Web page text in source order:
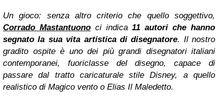
Un gioco: senza altro criterio che quello soggettivo,
Corrado Mastantuonoci indica11 autori che hanno
segnato la sua vita artistica di disegnatore. Il nostro
gradito ospite è uno dei più grandi disegnatori italiani
contemporanei, fuoriclasse del disegno, capace di
passare dal tratto caricaturale stile Disney, a quello
realistico di Magico vento o Elias Il Maledetto.